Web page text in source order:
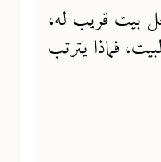
بيت قريب له،
فماذا يترتب